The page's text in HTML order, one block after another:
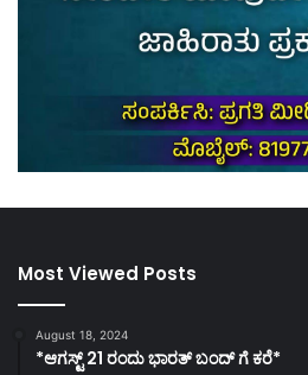
Most Viewed Posts
August 18, 2024
*ಆಗಸ್ಟ್ 21 ರಂದು ಭಾರತ್‌ ಬಂದ್‌ ಗೆ ಕರೆ*